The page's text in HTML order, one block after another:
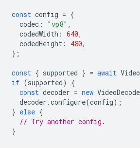
const config = {
codec : "vp8" ,
codedWidth : 640,
codedHeight : 480,
};
const { supported } = await
if (supported)
{
const decoder = new
decoder .configure(config);
} else {
// Try another config.
}